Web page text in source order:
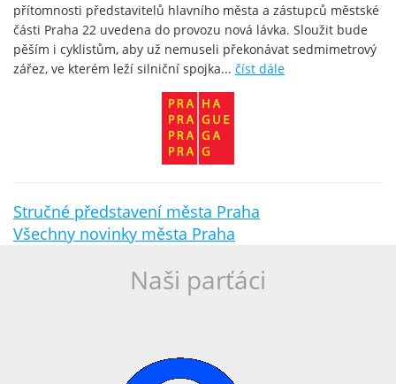
přítomnosti představitelů hlavního města a zástupců městské
části Praha 22 uvedena do provozu nová lávka. Sloužit bude
pěším i cyklistům, aby už nemuseli překonávat sedmimetrový
zářez, ve kterém leží silniční spojka... číst dále
Stručné představení města Praha
Všechny novinky města Praha
Naši parťáci